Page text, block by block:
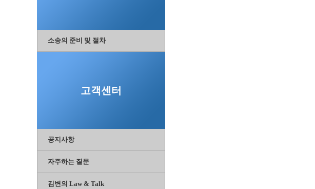
소송의 준비 및 절차
고객센터
공지사항
자주하는 질문
김변의 Law & Talk